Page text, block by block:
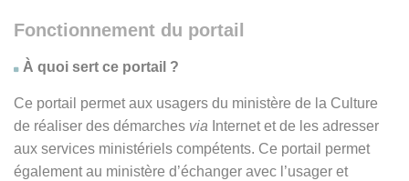
Fonctionnement du portail
À quoi sert ce portail ?
Ce portail permet aux usagers du ministère de la Culture
de réaliser des démarches via Internet et de les adresser
aux services ministériels compétents. Ce portail permet
également au ministère d’échanger avec l’usager et